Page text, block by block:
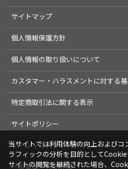
サイトマップ
個人情報保護方針
個人情報の取り扱いについて
カスタマー・ハラスメントに対する
特定商取引法に関する表示
サイトポリシー
ソーシャルメディアポリシー
一般事業主行動計画
当サイトでは利用体験の向上および
ラフィックの分析を目的としてCookie
サイトの閲覧を継続された場合、